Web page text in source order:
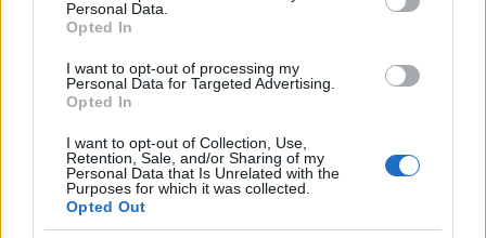
Personal Data.
Opted In
I want to opt-out of processing my
Personal Data for Targeted Advertising.
Opted In
I want to opt-out of Collection, Use,
Retention, Sale, and/or Sharing of my
Personal Data that Is Unrelated with the
Purposes for which it was collected.
Opted Out